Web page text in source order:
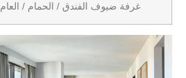
غرفة ضيوف الفندق / الحمام / العام